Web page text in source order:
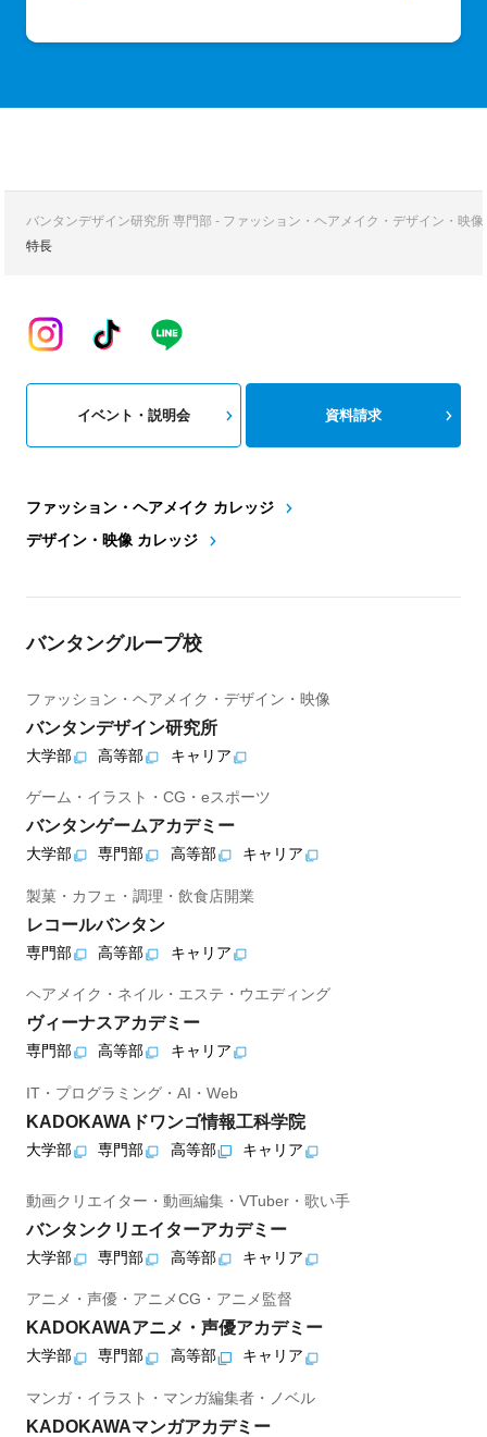
バンタンデザイン研究所 専門部 - ファッション・ヘアメイク・デザイン・映
特長
ファッション・ヘアメイク カレッジ
デザイン・映像 カレッジ
イベント・説明会 資料請求
バンタングループ校
ファッション・ヘアメイク・デザイン・映像
バンタンデザイン研究所
大学部 高等部 キャリア
ゲーム・イラスト・CG・eスポーツ
バンタンゲームアカデミー
大学部 専門部 高等部 キャリア
製菓・カフェ・調理・飲食店開業
レコールバンタン
専門部 高等部 キャリア
ヘアメイク・ネイル・エステ・ウエディング
ヴィーナスアカデミー
専門部 高等部 キャリア
IT・プログラミング・AI・Web
KADOKAWAドワンゴ情報工科学院
大学部 専門部 高等部 キャリア
動画クリエイター・動画編集・VTuber・歌い手
バンタンクリエイターアカデミー
大学部 専門部 高等部 キャリア
アニメ・声優・アニメCG・アニメ監督
KADOKAWAアニメ・声優アカデミー
大学部 専門部 高等部 キャリア
マンガ・イラスト・マンガ編集者・ノベル
KADOKAWAマンガアカデミー